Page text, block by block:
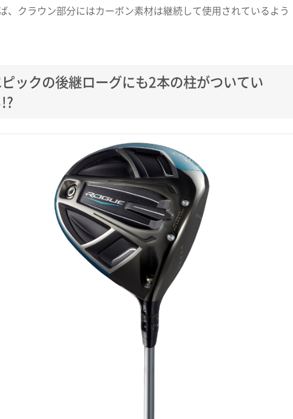
、クラウン部分にはカーボン素材は継続して使用されているよう
ックの後継ローグにも2本の柱がついてい